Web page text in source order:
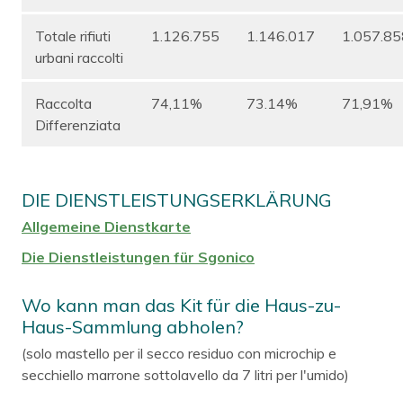
Totale rifiuti
urbani raccolti
1.126.755 1.146.017
Raccolta
Differenziata
74,11% 73.14% 71,91%
DIE DIENSTLEISTUNGSERKLÄRUNG
Allgemeine Dienstkarte
Die Dienstleistungen für Sgonico
Wo kann man das Kit für die Haus-zu-
Haus-Sammlung abholen?
(solo mastello per il secco residuo con microchip e
secchiello marrone sottolavello da 7 litri per l'umido)